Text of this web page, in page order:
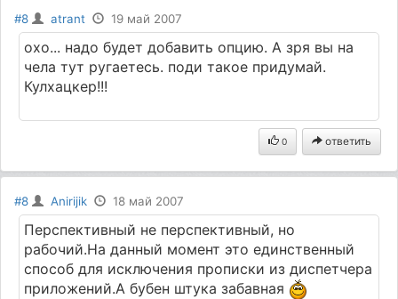
#8 atrant 19 май 2007
охо... надо будет добавить опцию. А зря вы на
чела тут ругаетесь. поди такое придумай.
Кулхацкер!!!
0 ответить
#8 Anirijik 18 май 2007
Перспективный не перспективный, но
рабочий.На данный момент это единственный
способ для исключения прописки из диспетчера
приложений.А бубен штука забавная